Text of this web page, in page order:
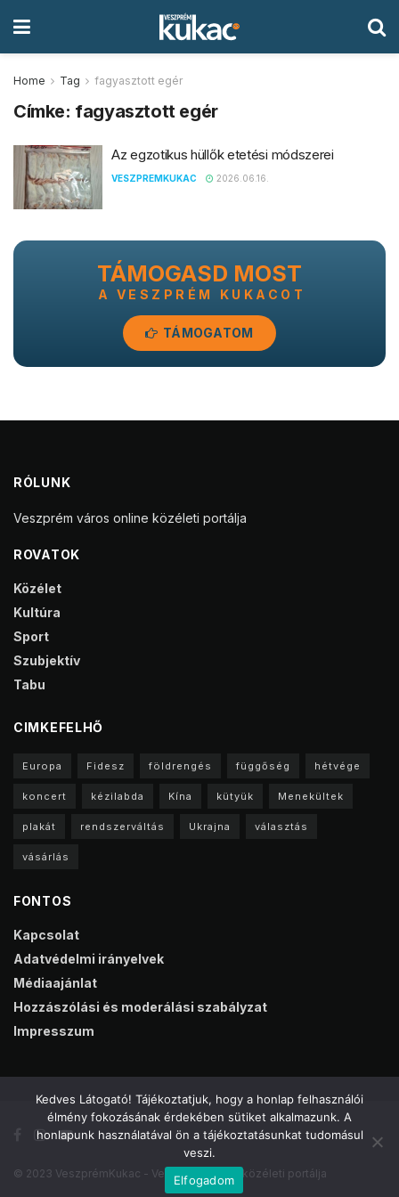
Home Tag fagyasztott egér
Címke: fagyasztott egér
Az egzotikus hüllők etetési módszerei
VESZPREMKUKAC 2026.06.16.
TÁMOGASD MOST
A VESZPRÉM KUKACOT
TÁMOGATOM
RÓLUNK
Veszprém város online közéleti portálja
ROVATOK
Közélet
Kultúra
Sport
Szubjektív
Tabu
CIMKEFELHŐ
Europa Fidesz földrengés függőség hétvége
koncert kézilabda Kína kütyük Menekültek
plakát rendszerváltás Ukrajna választás
vásárlás
FONTOS
Kapcsolat
Adatvédelmi irányelvek
Médiaajánlat
Hozzászólási és moderálási szabályzat
Impresszum
© 2023 VeszprémKukac - Veszprém online közéleti portálja
Kedves Látogató! Tájékoztatjuk, hogy a honlap felhasználói
élmény fokozásának érdekében sütiket alkalmazunk. A
honlapunk használatával ön a tájékoztatásunkat tudomásul
veszi.
Elfogadom